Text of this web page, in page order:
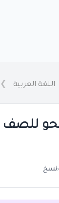
اللغة العربية
نسخ